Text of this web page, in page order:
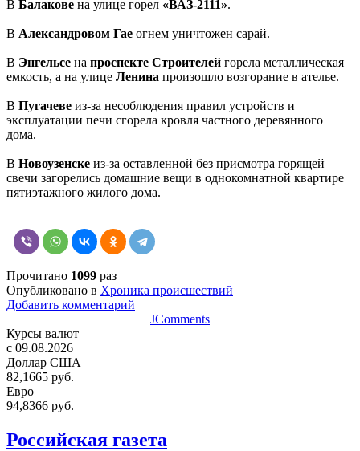
В Балакове на улице горел «ВАЗ-2111».
В Александровом Гае огнем уничтожен сарай.
В Энгельсе на проспекте Строителей горела металлическая
емкость, а на улице Ленина произошло возгорание в ателье.
В Пугачеве из-за несоблюдения правил устройств и
эксплуатации печи сгорела кровля частного деревянного
дома.
В Новоузенске из-за оставленной без присмотра горящей
свечи загорелись домашние вещи в однокомнатной квартире
пятиэтажного жилого дома.
Прочитано 1099 раз
Опубликовано в Хроника происшествий
Добавить комментарий
JComments
Курсы валют
c 09.08.2026
Доллар США
82,1665 руб.
Евро
94,8366 руб.
Российская газета